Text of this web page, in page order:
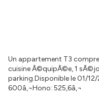
Un appartement T3
cuisine Ã©quipÃ©e, 1
parking.Disponible le 01/12/
600â‚¬Hono: 525,6â‚¬